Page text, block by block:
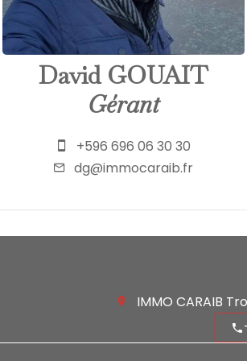
David GOUAIT
Gérant
+596 696 06 30 30
dg@immocaraib.fr
IMMO CARAIB